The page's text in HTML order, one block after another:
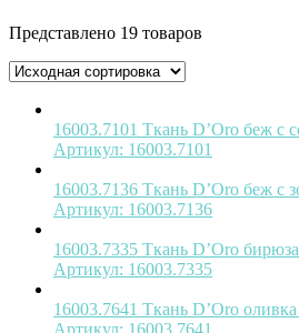
Представлено 19 товаров
16003.7101 Ткань D’Oro беж с
Артикул: 16003.7101
16003.7136 Ткань D’Oro беж с
Артикул: 16003.7136
16003.7335 Ткань D’Oro
Артикул: 16003.7335
16003.7641 Ткань D’Oro
Артикул: 16003.7641